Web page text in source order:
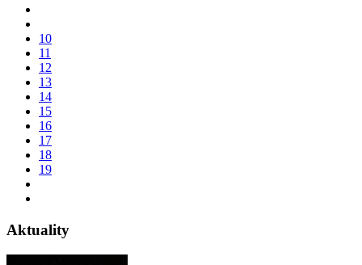
10
11
12
13
14
15
16
17
18
19
Aktuality